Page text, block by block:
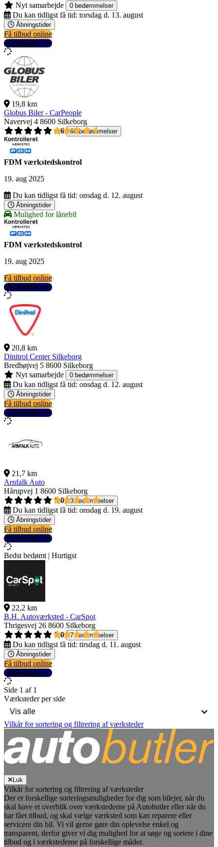
Nyt samarbejde
0 bedømmelser
Du kan tidligst få tid: torsdag d. 13. august
Åbningstider
Få tilbud online
Se detaljer
19,8 km
Globus Biler - CarPeople
Navervej 4 8600 Silkeborg
4,6
60 bedømmelser
FDM værkstedskontrol
19. aug 2025
Du kan tidligst få tid: onsdag d. 12. august
Åbningstider
Mulighed for lånebil
FDM værkstedskontrol
19. aug 2025
Få tilbud online
Se detaljer
20,8 km
Dinitrol Center Silkeborg
Bredhøjvej 5 8600 Silkeborg
Nyt samarbejde
0 bedømmelser
Du kan tidligst få tid: onsdag d. 12. august
Åbningstider
Få tilbud online
Se detaljer
21,7 km
Arnfalk Auto
Hårupvej 1 8600 Silkeborg
5,0
3 bedømmelser
Du kan tidligst få tid: onsdag d. 19. august
Åbningstider
Få tilbud online
Se detaljer
Bedst bedømt | Hurtigst
22,2 km
B.H. Autoværksted - CarSpot
Thrigesvej 26 8600 Silkeborg
5,0
7 bedømmelser
Du kan tidligst få tid: tirsdag d. 11. august
Åbningstider
Få tilbud online
Se detaljer
Side 1 af 1
Værksteder per side
Vilkår for sortering og filtrering af værksteder
Luk
Vilkår for sortering og filtrering af værksteder
Der er forskellige sorteringsmuligheder for dig som bilejer, når du
skal have et overblik over værkstederne på Autobutler eller når du
har fået tilbud, og skal vælge værksted som kan reparere eller
servicere din bil. Vi vil gerne gøre din oplevelse enkel og
transparent, derfor giver vi dig mulighed for at søge og sortere i dine
tilbud og i værkstederne på forskellige måder.